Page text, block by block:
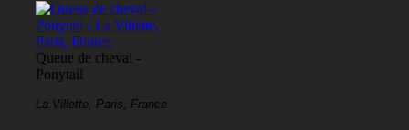
Queue de cheval -
Ponytail
La Villette, Paris, France.